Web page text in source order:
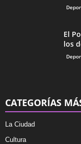
El
los
CATEGORÍAS
La Ciudad
Cultura